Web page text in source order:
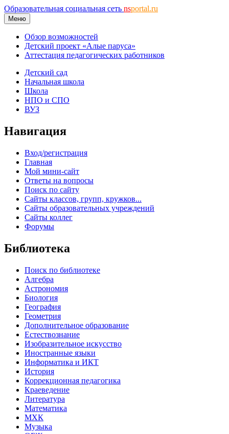
Образовательная социальная сеть nsportal.ru
Меню
Обзор возможностей
Детский проект «Алые паруса»
Аттестация педагогических работников
Детский сад
Начальная школа
Школа
НПО и СПО
ВУЗ
Навигация
Вход/регистрация
Главная
Мой мини-сайт
Ответы на вопросы
Поиск по сайту
Сайты классов, групп, кружков...
Сайты образовательных учреждений
Сайты коллег
Форумы
Библиотека
Поиск по библиотеке
Алгебра
Астрономия
Биология
География
Геометрия
Дополнительное образование
Естествознание
Изобразительное искусство
Иностранные языки
Информатика и ИКТ
История
Коррекционная педагогика
Краеведение
Литература
Математика
МХК
Музыка